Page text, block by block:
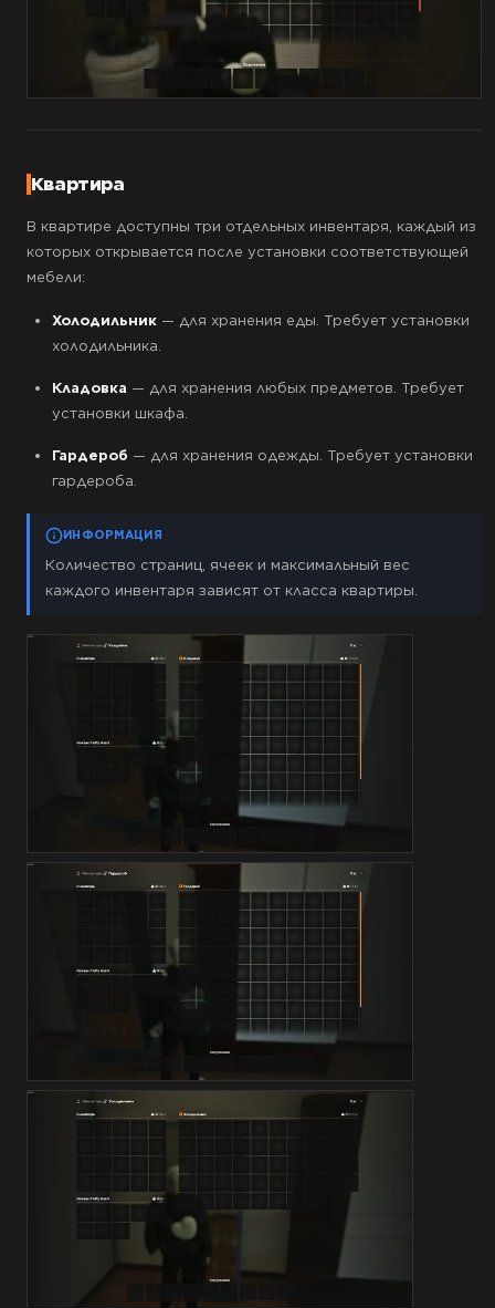
Квартира
В квартире доступны три отдельных инвентаря, каждый из
которых открывается после установки соответствующей
мебели:
Холодильник— для хранения еды. Требует установки
холодильника.
Кладовка — для хранения любых предметов. Требует
установки шкафа.
Гардероб — для хранения одежды. Требует установки
гардероба.
ИНФОРМАЦИЯ
Количество страниц, ячеек и максимальный вес
каждого инвентаря зависят от класса квартиры.